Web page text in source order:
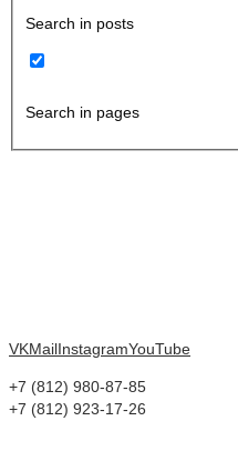
Search in posts
Search in pages
VKMailInstagramYouTube
+7 (812) 980-87-85
+7 (812) 923-17-26